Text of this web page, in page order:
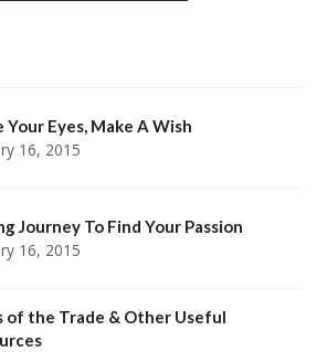
Your Eyes, Make A Wish
16, 2015
Journey To Find Your Passion
16, 2015
of the Trade & Other Useful